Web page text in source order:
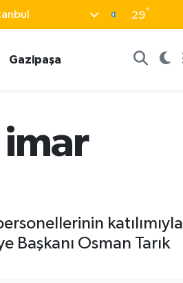
29°
Gazipaşa
katılımıyla
Başkanı Osman Tarık